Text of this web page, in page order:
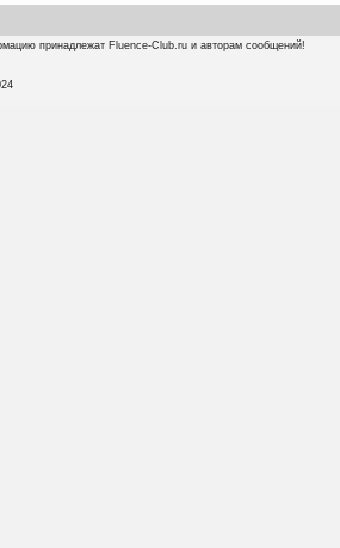
принадлежат Fluence-Club.ru и авторам сообщений!
Club.ru;